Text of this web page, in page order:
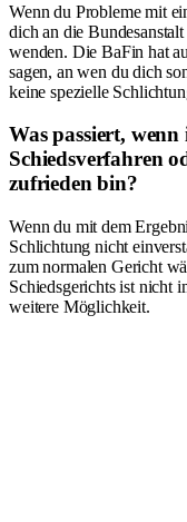
Wenn du Probleme mit
dich an die
wenden. Die BaFin hat
sagen, an wen du dich
keine spezielle
Was passiert,
Schiedsverfahren
zufrieden bin?
Wenn du mit dem
Schlichtung nicht
zum normalen Gericht
Schiedsgerichts ist nicht
weitere Möglichkeit.